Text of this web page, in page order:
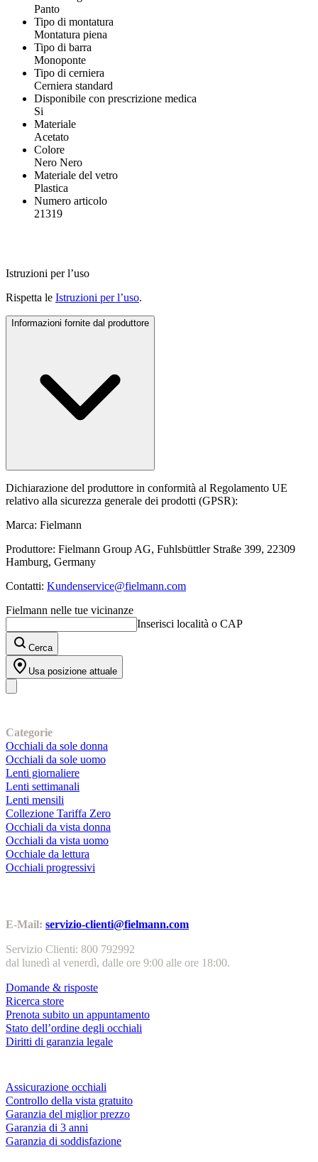
Panto
Tipo di montatura
Montatura piena
Tipo di barra
Monoponte
Tipo di cerniera
Cerniera standard
Disponibile con prescrizione medica
Si
Materiale
Acetato
Colore
Nero Nero
Materiale del vetro
Plastica
Numero articolo
21319
Istruzioni per l’uso
Rispetta le Istruzioni per l’uso.
Informazioni fornite dal produttore
Dichiarazione del produttore in conformità al Regolamento UE
relativo alla sicurezza generale dei prodotti (GPSR):
Marca: Fielmann
Produttore: Fielmann Group AG, Fuhlsbüttler Straße 399, 22309
Hamburg, Germany
Contatti: Kundenservice@fielmann.com
Fielmann nelle tue vicinanze
Inserisci località o CAP
Cerca
Usa posizione attuale
Categorie
Occhiali da sole donna
Occhiali da sole uomo
Lenti giornaliere
Lenti settimanali
Lenti mensili
Collezione Tariffa Zero
Occhiali da vista donna
Occhiali da vista uomo
Occhiale da lettura
Occhiali progressivi
E-Mail: servizio-clienti@fielmann.com
Servizio Clienti: 800 792992
dal lunedì al venerdì, dalle ore 9:00 alle ore 18:00.
Domande & risposte
Ricerca store
Prenota subito un appuntamento
Stato dell’ordine degli occhiali
Diritti di garanzia legale
Assicurazione occhiali
Controllo della vista gratuito
Garanzia del miglior prezzo
Garanzia di 3 anni
Garanzia di soddisfazione